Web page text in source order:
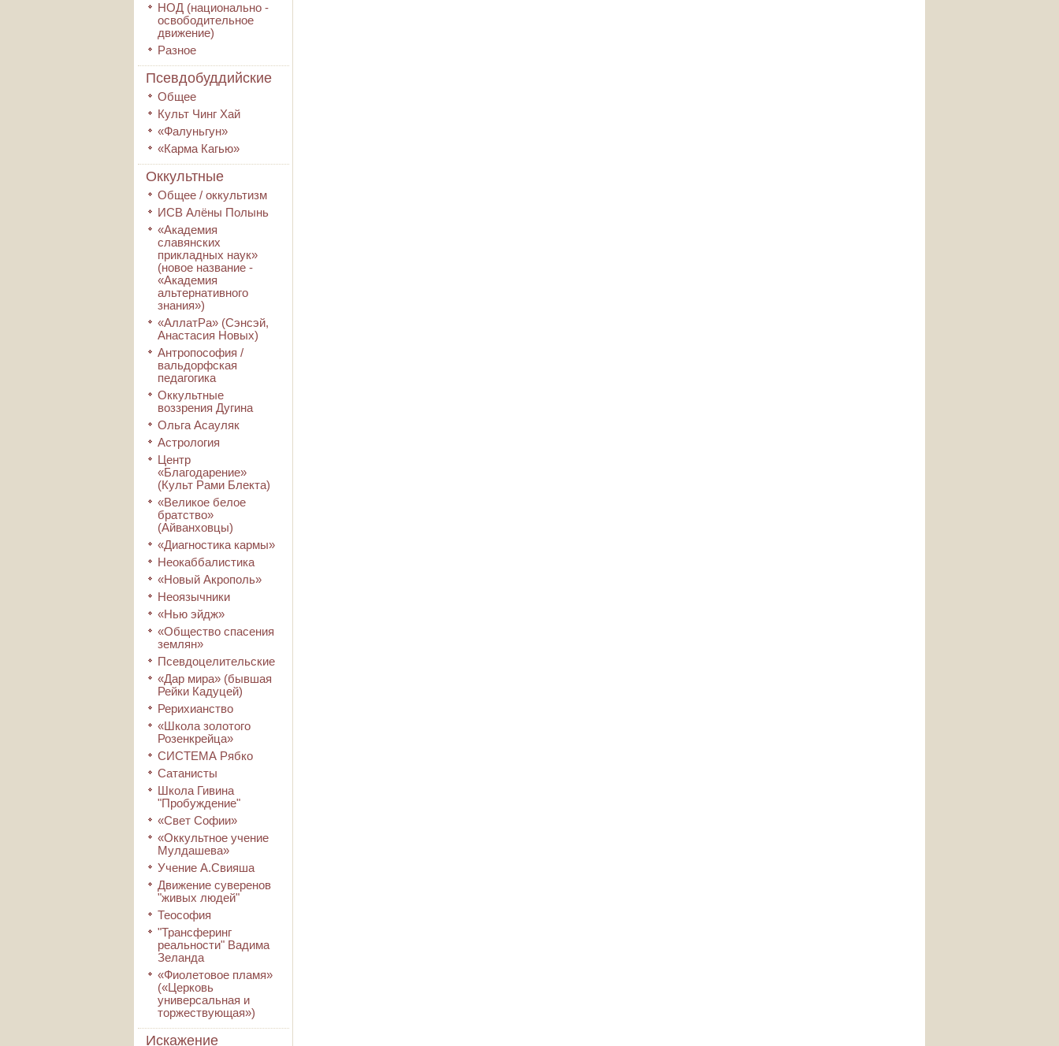
НОД (национально -
освободительное
движение)
Разное
Псевдобуддийские
Общее
Культ Чинг Хай
«Фалуньгун»
«Карма Кагью»
Оккультные
Общее / оккультизм
ИСВ Алёны Полынь
«Академия
славянских
прикладных наук»
(новое название -
«Академия
альтернативного
знания»)
«АллатРа» (Сэнсэй,
Анастасия Новых)
Антропософия /
вальдорфская
педагогика
Оккультные
воззрения Дугина
Ольга Асауляк
Астрология
Центр
«Благодарение»
(Культ Рами Блекта)
«Великое белое
братство»
(Айванховцы)
«Диагностика кармы»
Неокаббалистика
«Новый Акрополь»
Неоязычники
«Нью эйдж»
«Общество спасения
землян»
Псевдоцелительские
«Дар мира» (бывшая
Рейки Кадуцей)
Рерихианство
«Школа золотого
Розенкрейца»
СИСТЕМА Рябко
Сатанисты
Школа Гивина
"Пробуждение"
«Свет Софии»
«Оккультное учение
Мулдашева»
Учение А.Свияша
Движение суверенов
"живых людей"
Теософия
"Трансферинг
реальности" Вадима
Зеланда
«Фиолетовое пламя»
(«Церковь
универсальная и
торжествующая»)
Искажение